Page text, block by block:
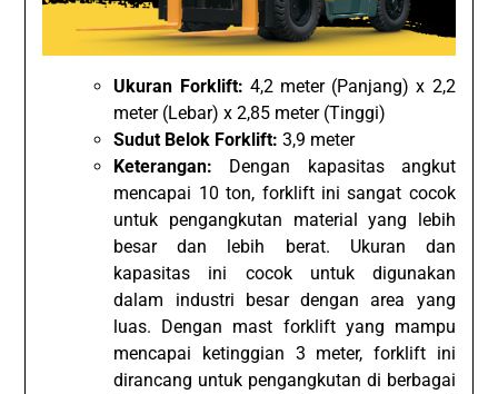
Ukuran Forklift: 4,2 meter (Panjang) x 2,2
meter (Lebar) x 2,85 meter (Tinggi)
Sudut Belok Forklift: 3,9 meter
Keterangan: Dengan kapasitas angkut
mencapai 10 ton, forklift ini sangat cocok
untuk pengangkutan material yang lebih
besar dan lebih berat. Ukuran dan
kapasitas ini cocok untuk digunakan
dalam industri besar dengan area yang
luas. Dengan mast forklift yang mampu
mencapai ketinggian 3 meter, forklift ini
dirancang untuk pengangkutan di berbagai